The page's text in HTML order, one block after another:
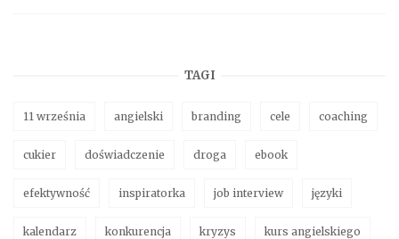
TAGI
11 września angielski branding cele coaching
cukier doświadczenie droga ebook
efektywność inspiratorka job interview języki
kalendarz konkurencja kryzys kurs angielskiego